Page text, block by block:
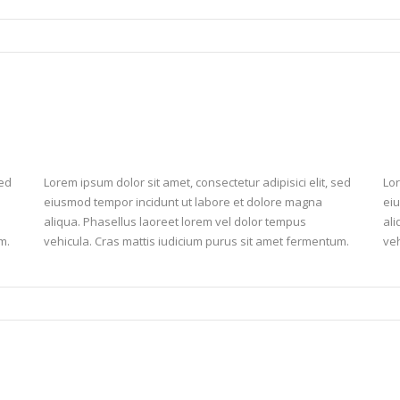
Lorem ipsum dolor sit amet, consectetur adipisici elit, sed
eiusmod tempor incidunt ut labore et dolore magna
aliqua. Phasellus laoreet lorem vel dolor tempus
vehicula. Cras mattis iudicium purus sit amet fermentum.